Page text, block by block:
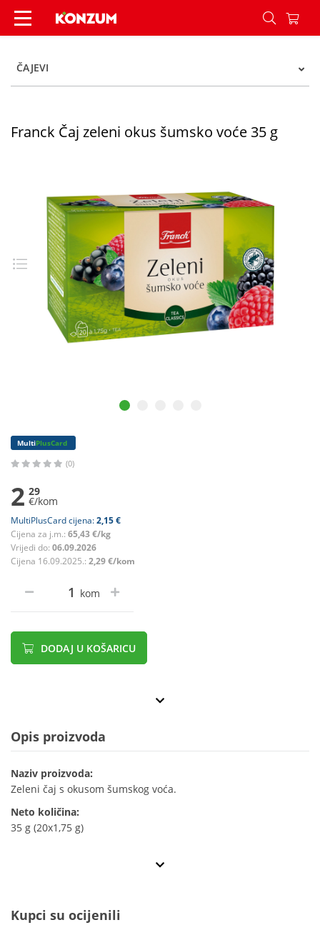
Franck Čaj zeleni okus šumsko voće 35 g -
ČAJEVI
Franck Čaj zeleni okus šumsko voće 35 g
MultiPlusCard
(0)
2 29
€/kom
MultiPlusCard cijena:2,15 €
Cijena za j.m.: 65,43 €/kg
Vrijedi do: 06.09.2026
Cijena 16.09.2025.: 2,29 €/kom
kom
DODAJ U KOŠARICU
Opis proizvoda
Naziv proizvoda:
Zeleni čaj s okusom šumskog voća.
Neto količina:
35 g (20x1,75 g)
Kupci su ocijenili